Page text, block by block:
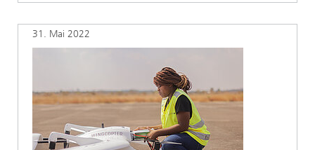
AI & Video
Photonische Komponenten & Systeme
Qualitätsmanagement
Ethikkommission
Kooperationen
Digitaler Zwilling
Künstliche Intelligenz
Medizintechnik
InP und HF
Faseroptische Sensorsysteme
2024
2022
2021
CINIQ
UNSERE STELLEN
KONTAKT
TIME LAB
AUSZEICHNUNGEN
31. Mai 2022